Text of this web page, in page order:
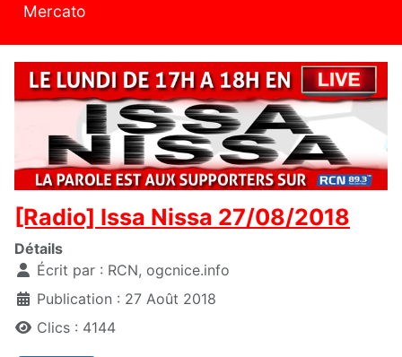
Mercato
[Radio] Issa Nissa 27/08/2018
Détails
Écrit par : RCN, ogcnice.info
Publication : 27 Août 2018
Clics : 4144